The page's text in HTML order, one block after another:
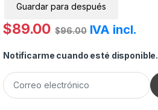
Guardar para después
$89.00 $96.00 IVA incl.
Notificarme cuando esté disponible.